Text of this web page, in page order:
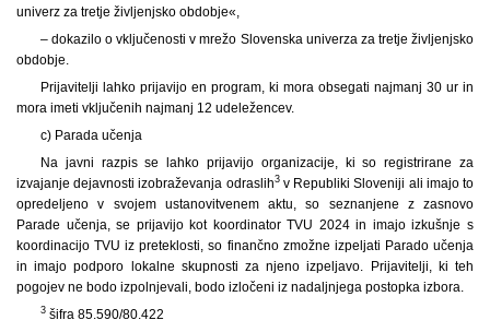
univerz za tretje življenjsko obdobje«,
– dokazilo o vključenosti v mrežo Slovenska univerza za tretje življenjsko
obdobje.
Prijavitelji lahko prijavijo en program, ki mora obsegati najmanj 30 ur in
mora imeti vključenih najmanj 12 udeležencev.
c) Parada učenja
Na javni razpis se lahko prijavijo organizacije, ki so registrirane za
izvajanje dejavnosti izobraževanja odraslih3v Republiki Sloveniji ali imajo to
opredeljeno v svojem ustanovitvenem aktu, so seznanjene z zasnovo
Parade učenja, se prijavijo kot koordinator TVU 2024 in imajo izkušnje s
koordinacijo TVU iz preteklosti, so finančno zmožne izpeljati Parado učenja
in imajo podporo lokalne skupnosti za njeno izpeljavo. Prijavitelji, ki teh
pogojev ne bodo izpolnjevali, bodo izločeni iz nadaljnjega postopka izbora.
3šifra 85.590/80.422